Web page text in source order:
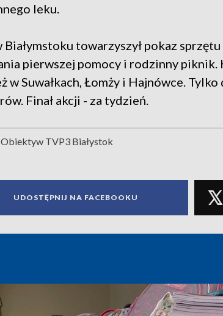
leku.
Białymstoku towarzyszył pokaz
pierwszej pomocy i rodzinny piknik.
w Suwałkach, Łomży i Hajnówce.
Finał akcji - za tydzień.
Obiektyw TVP3 Białystok
UDOSTĘPNIJ NA FACEBOOKU